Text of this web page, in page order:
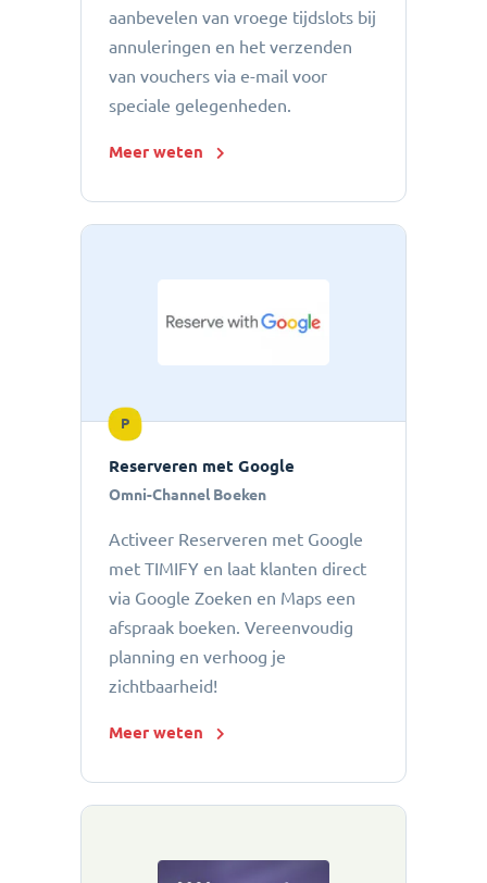
aanbevelen van vroege tijdslots bij
annuleringen en het verzenden
van vouchers via e-mail voor
speciale gelegenheden.
Meer weten
P
Reserveren met Google
Omni-Channel Boeken
Activeer Reserveren met Google
met TIMIFY en laat klanten direct
via Google Zoeken en Maps een
afspraak boeken. Vereenvoudig
planning en verhoog je
zichtbaarheid!
Meer weten